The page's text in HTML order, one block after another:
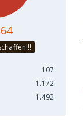
107
1.172
1.492